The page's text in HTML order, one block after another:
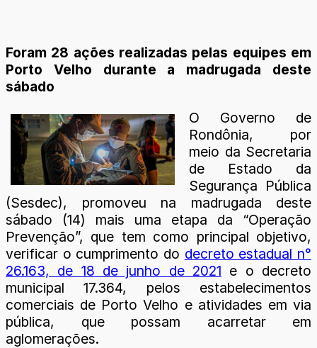
Foram 28 ações realizadas pelas equipes em
Porto Velho durante a madrugada deste
sábado
O Governo de
Rondônia, por
meio da Secretaria
de Estado da
Segurança Pública
(Sesdec), promoveu na madrugada deste
sábado (14) mais uma etapa da “Operação
Prevenção”, que tem como principal objetivo,
verificar o cumprimento do decreto estadual n°
26.163, de 18 de junho de 2021 e o decreto
municipal 17.364, pelos estabelecimentos
comerciais de Porto Velho e atividades em via
pública, que possam acarretar em
aglomerações.